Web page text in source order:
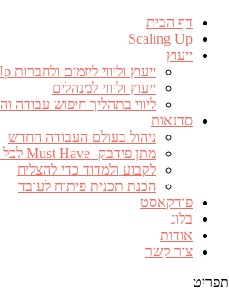
דף הבית
Scaling Up
ייעוץ
ייעוץ וליווי ליזמים ולחברות Start Up
ייעוץ וליווי למנהלים
ליווי בתהליך חיפוש עבודה
סדנאות
ניהול בעולם העבודה החדש
מתן פידבק- Must Have לכל מנהל
לקבוע ולמדוד כדי להצליח
הכנת תכנית פיתוח לעובד
פודקאסט
בלוג
אודות
צור קשר
תפריט